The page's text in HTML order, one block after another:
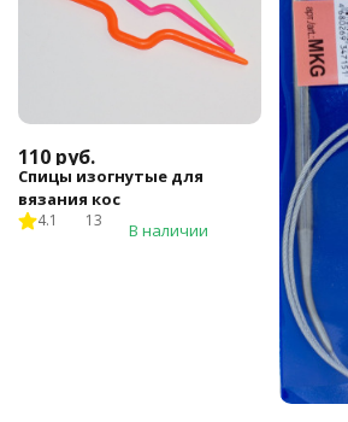
110 руб.
Спицы изогнутые для
вязания кос
4.1 13 В наличии